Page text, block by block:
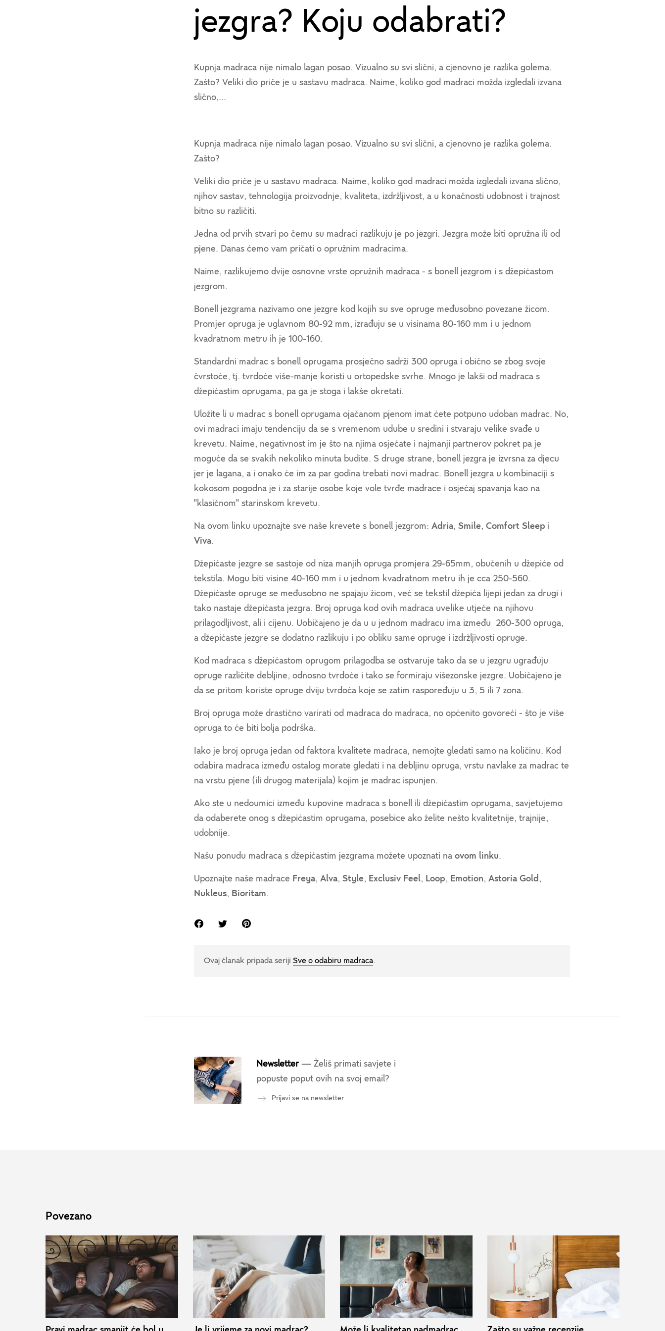
jezgra? Koju odabrati?
Kupnja madraca nije nimalo lagan posao. Vizualno su svi slični, a cjenovno je razlika golema.
Zašto? Veliki dio priče je u sastavu madraca. Naime, koliko god madraci možda izgledali izvana
slično,...
Kupnja madraca nije nimalo lagan posao. Vizualno su svi slični, a cjenovno je razlika golema.
Zašto?
Veliki dio priče je u sastavu madraca. Naime, koliko god madraci možda izgledali izvana slično,
njihov sastav, tehnologija proizvodnje, kvaliteta, izdržljivost, a u konačnosti udobnost i trajnost
bitno su različiti.
Jedna od prvih stvari po čemu su madraci razlikuju je po jezgri. Jezgra može biti opružna ili od
pjene. Danas ćemo vam pričati o opružnim madracima.
Naime, razlikujemo dvije osnovne vrste opružnih madraca - s bonell jezgrom i s džepićastom
jezgrom.
Bonell jezgrama nazivamo one jezgre kod kojih su sve opruge međusobno povezane žicom.
Promjer opruga je uglavnom 80-92 mm, izrađuju se u visinama 80-160 mm i u jednom
kvadratnom metru ih je 100-160.
Standardni madrac s bonell oprugama prosječno sadrži 300 opruga i obično se zbog svoje
čvrstoće, tj. tvrdoće više-manje koristi u ortopedske svrhe. Mnogo je lakši od madraca s
džepićastim oprugama, pa ga je stoga i lakše okretati.
Uložite li u madrac s bonell oprugama ojačanom pjenom imat ćete potpuno udoban madrac. No,
ovi madraci imaju tendenciju da se s vremenom udube u sredini i stvaraju velike svađe u
krevetu. Naime, negativnost im je što na njima osjećate i najmanji partnerov pokret pa je
moguće da se svakih nekoliko minuta budite. S druge strane, bonell jezgra je izvrsna za djecu
jer je lagana, a i onako će im za par godina trebati novi madrac. Bonell jezgra u kombinaciji s
kokosom pogodna je i za starije osobe koje vole tvrđe madrace i osjećaj spavanja kao na
"klasičnom" starinskom krevetu.
Na ovom linku upoznajte sve naše krevete s bonell jezgrom: Adria, Smile, Comfort Sleep i
Viva.
Džepićaste jezgre se sastoje od niza manjih opruga promjera 29-65mm, obučenih u džepiće od
tekstila. Mogu biti visine 40-160 mm i u jednom kvadratnom metru ih je cca 250-560.
Džepićaste opruge se međusobno ne spajaju žicom, već se tekstil džepića lijepi jedan za drugi i
tako nastaje džepićasta jezgra. Broj opruga kod ovih madraca uvelike utječe na njihovu
prilagodljivost, ali i cijenu. Uobičajeno je da u u jednom madracu ima između 260-300 opruga,
a džepićaste jezgre se dodatno razlikuju i po obliku same opruge i izdržljivosti opruge.
Kod madraca s džepićastom oprugom prilagodba se ostvaruje tako da se u jezgru ugrađuju
opruge različite debljine, odnosno tvrdoće i tako se formiraju višezonske jezgre. Uobičajeno je
da se pritom koriste opruge dviju tvrdoća koje se zatim raspoređuju u 3, 5 ili 7 zona.
Broj opruga može drastično varirati od madraca do madraca, no općenito govoreći - što je više
opruga to će biti bolja podrška.
Iako je broj opruga jedan od faktora kvalitete madraca, nemojte gledati samo na količinu. Kod
odabira madraca između ostalog morate gledati i na debljinu opruga, vrstu navlake za madrac te
na vrstu pjene (ili drugog materijala) kojim je madrac ispunjen.
Ako ste u nedoumici između kupovine madraca s bonell ili džepićastim oprugama, savjetujemo
da odaberete onog s džepićastim oprugama, posebice ako želite nešto kvalitetnije, trajnije,
udobnije.
Našu ponudu madraca s džepićastim jezgrama možete upoznati na ovom linku.
Upoznajte naše madrace Freya, Alva, Style, Exclusiv Feel, Loop, Emotion, Astoria Gold,
Nukleus, Bioritam.
Ovaj članak pripada seriji Sve o odabiru madraca.
Newsletter — Želiš primati savjete i
popuste poput ovih na svoj email?
Prijavi se na newsletter
Povezano